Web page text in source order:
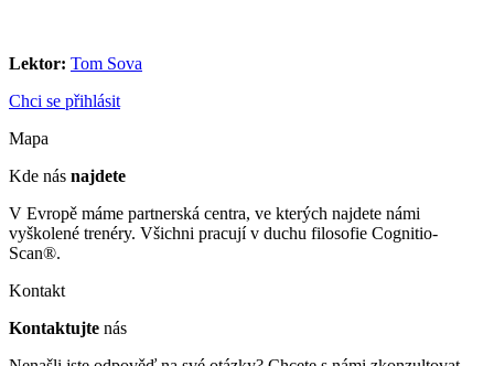
Lektor: Tom Sova
Chci se přihlásit
Mapa
Kde nás najdete
V Evropě máme partnerská centra, ve kterých najdete námi
vyškolené trenéry. Všichni pracují v duchu filosofie Cognitio-
Scan®.
Kontakt
Kontaktujte nás